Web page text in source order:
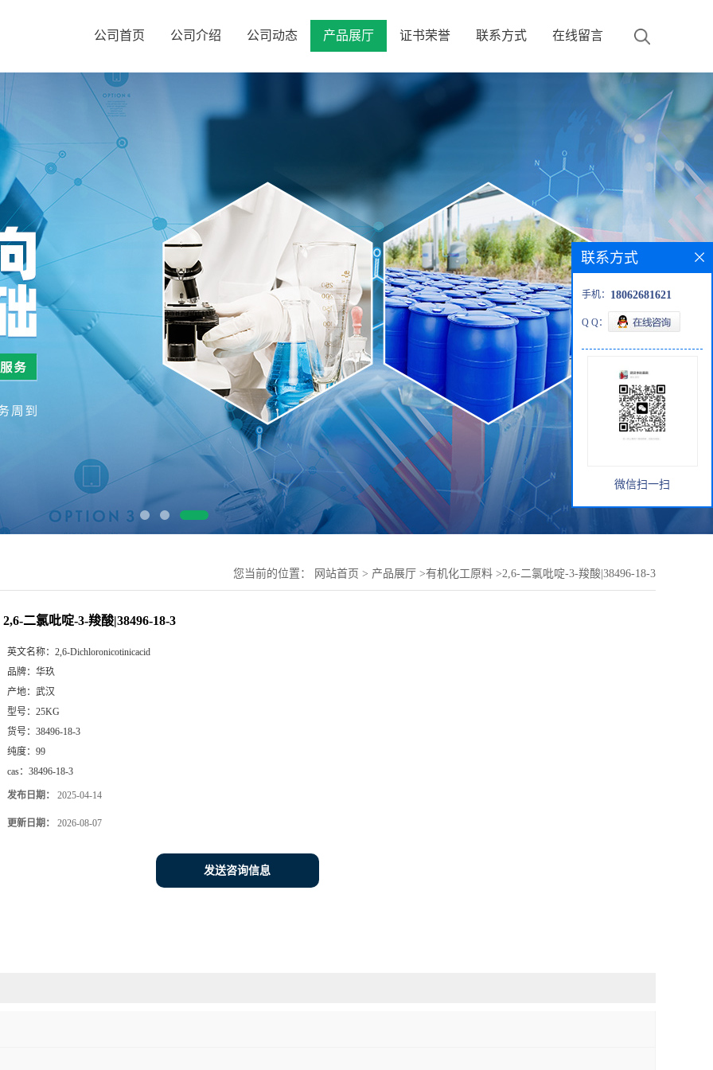
公司首页 公司介绍 公司动态 产品展厅 证书荣誉 联系方式 在线留言
您当前的位置： 网站首页 > 产品展厅 >有机化工原料 >2,6-二氯吡啶-3-羧酸|38496-18-3
2,6-二氯吡啶-3-羧酸|38496-18-3
英文名称： 2,6-Dichloronicotinicacid
品牌： 华玖
产地： 武汉
型号： 25KG
货号： 38496-18-3
纯度： 99
cas： 38496-18-3
发布日期： 2025-04-14
更新日期： 2026-08-07
发送咨询信息
联系方式
手机： 18062681621
Q Q：
微信扫一扫